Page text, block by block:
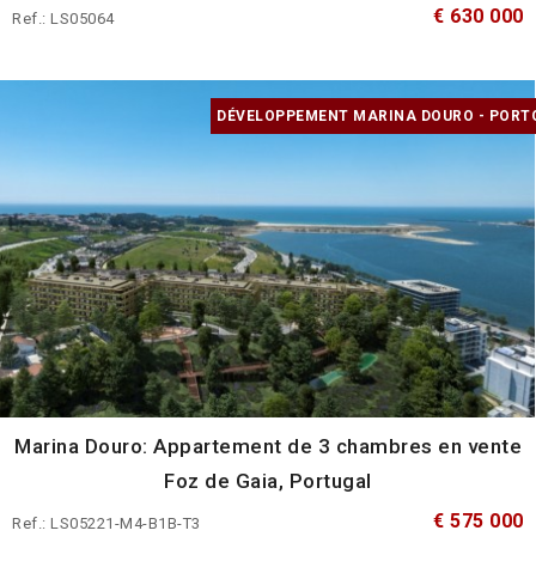
Ref.: LS05064 € 630 000
DÉVELOPPEMENT MARINA DOURO -
Marina Douro: Appartement de 3 chambres en vente
Foz de Gaia, Portugal
Ref.: LS05221-M4-B1B-T3 € 575 000